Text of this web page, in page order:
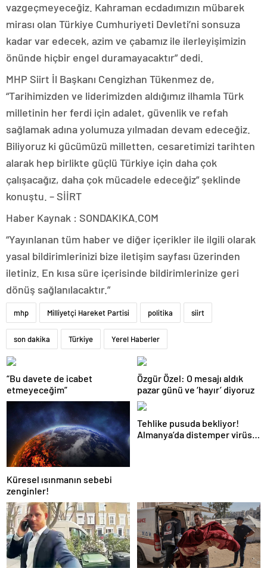
vazgeçmeyeceğiz. Kahraman ecdadımızın mübarek
mirası olan Türkiye Cumhuriyeti Devleti’ni sonsuza
kadar var edecek, azim ve çabamız ile ilerleyişimizin
önünde hiçbir engel duramayacaktır” dedi.
MHP Siirt İl Başkanı Cengizhan Tükenmez de,
“Tarihimizden ve liderimizden aldığımız ilhamla Türk
milletinin her ferdi için adalet, güvenlik ve refah
sağlamak adına yolumuza yılmadan devam edeceğiz.
Biliyoruz ki gücümüzü milletten, cesaretimizi tarihten
alarak hep birlikte güçlü Türkiye için daha çok
çalışacağız, daha çok mücadele edeceğiz” şeklinde
konuştu. – SİİRT
Haber Kaynak : SONDAKIKA.COM
“Yayınlanan tüm haber ve diğer içerikler ile ilgili olarak
yasal bildirimlerinizi bize iletişim sayfası üzerinden
iletiniz. En kısa süre içerisinde bildirimlerinize geri
dönüş sağlanılacaktır.”
mhp Milliyetçi Hareket Partisi politika siirt
son dakika Türkiye Yerel Haberler
“Bu davete de icabet
etmeyeceğim”
Özgür Özel: O mesajı aldık
pazar günü ve ‘hayır’ diyoruz
Küresel ısınmanın sebebi
zenginler!
Tehlike pusuda bekliyor!
Almanya’da distemper virüsü